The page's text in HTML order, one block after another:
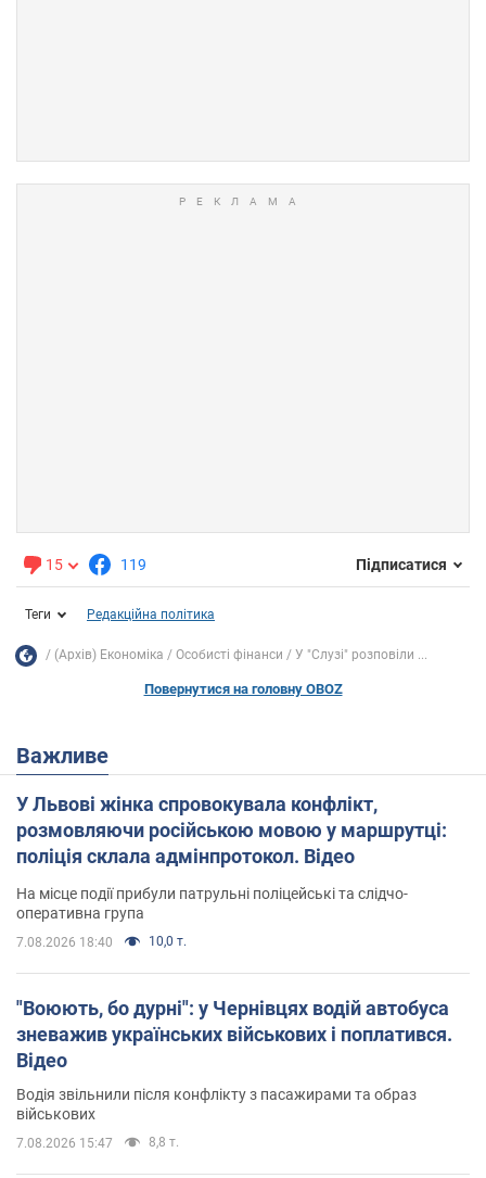
15 119 Підписатися
Теги Редакційна політика
(Архів) Економіка Особисті фінанси У "Слузі" розповіли ...
Повернутися на головну OBOZ
Важливе
У Львові жінка спровокувала конфлікт,
розмовляючи російською мовою у маршрутці:
поліція склала адмінпротокол. Відео
На місце події прибули патрульні поліцейські та слідчо-
оперативна група
7.08.2026 18:40 10,0 т.
"Воюють, бо дурні": у Чернівцях водій автобуса
зневажив українських військових і поплатився.
Відео
Водія звільнили після конфлікту з пасажирами та образ
військових
7.08.2026 15:47 8,8 т.